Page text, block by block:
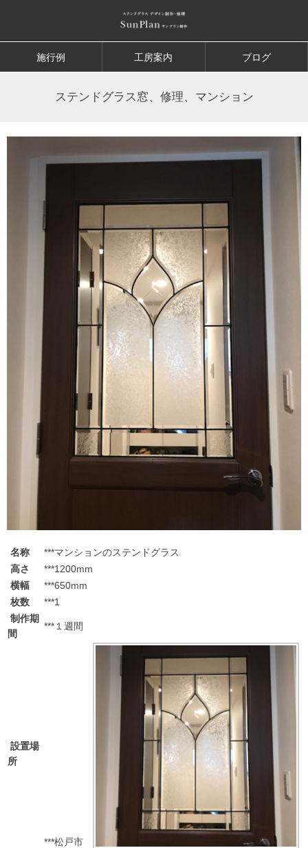
施行例 工房案内 ブログ
ステンドグラス窓、修理、マンション
名称
***マンションのステンドグラス
高さ
***1200mm
横幅
***650mm
枚数
***1
制作期
間
***１週間
設置場
所
***松戸市